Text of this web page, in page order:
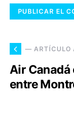
— ARTÍCULO
Air
entre